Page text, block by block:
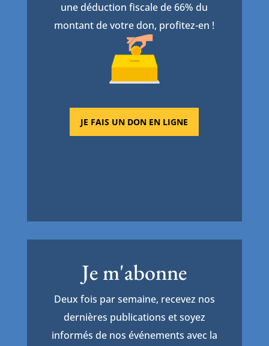
une déduction fiscale de 66% du
montant de votre don, profitez-en !
JE FAIS UN DON EN LIGNE
Je m'abonne
Deux fois par semaine, recevez nos
dernières publications et soyez
informés de nos événements avec la